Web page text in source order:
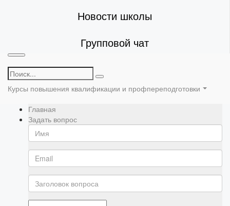
Новости школы
Групповой чат
Курсы повышения квалификации и профпереподготовки
Главная
Задать вопрос